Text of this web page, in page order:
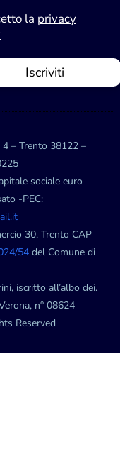
la privacy
Iscriviti
– Trento 38122 –
sociale euro
-PEC:
30, Trento CAP
54 del Comune di
iscritto all’albo dei.
n° 08624
Reserved